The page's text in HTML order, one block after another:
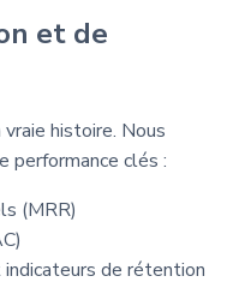
et de
histoire. Nous
performance clés :
(MRR)
de rétention